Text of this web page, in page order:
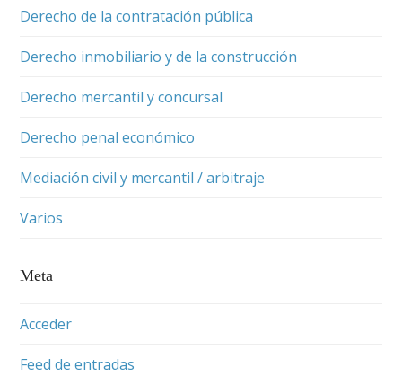
Derecho de la contratación pública
Derecho inmobiliario y de la construcción
Derecho mercantil y concursal
Derecho penal económico
Mediación civil y mercantil / arbitraje
Varios
Meta
Acceder
Feed de entradas